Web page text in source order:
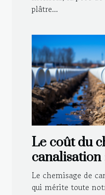
plâtre...
Le coût du
canalisation
?
Le chemisage de
qui mérite toute